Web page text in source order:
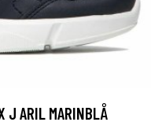
J ARIL MARINBLÅ